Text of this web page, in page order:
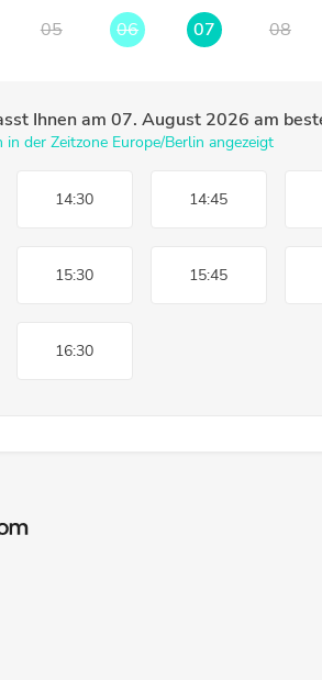
05 06 07 08
Ihnen am 07. August 2026 am
in der Zeitzone Europe/Berlin angezeigt
14:30 14:45
15:30 15:45
16:30